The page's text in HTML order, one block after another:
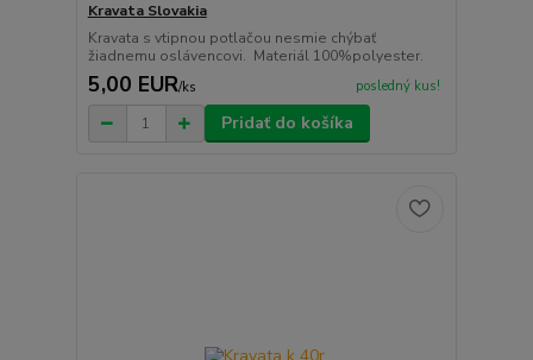
Kravata Slovakia
Kravata s vtipnou potlačou nesmie chýbať
žiadnemu oslávencovi. Materiál 100%polyester.
5,00 EUR/ks posledný kus!
Pridať do košíka